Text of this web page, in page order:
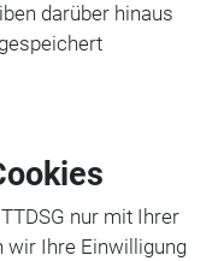
darüber hinaus
nur mit Ihrer
wir Ihre Einwilligung